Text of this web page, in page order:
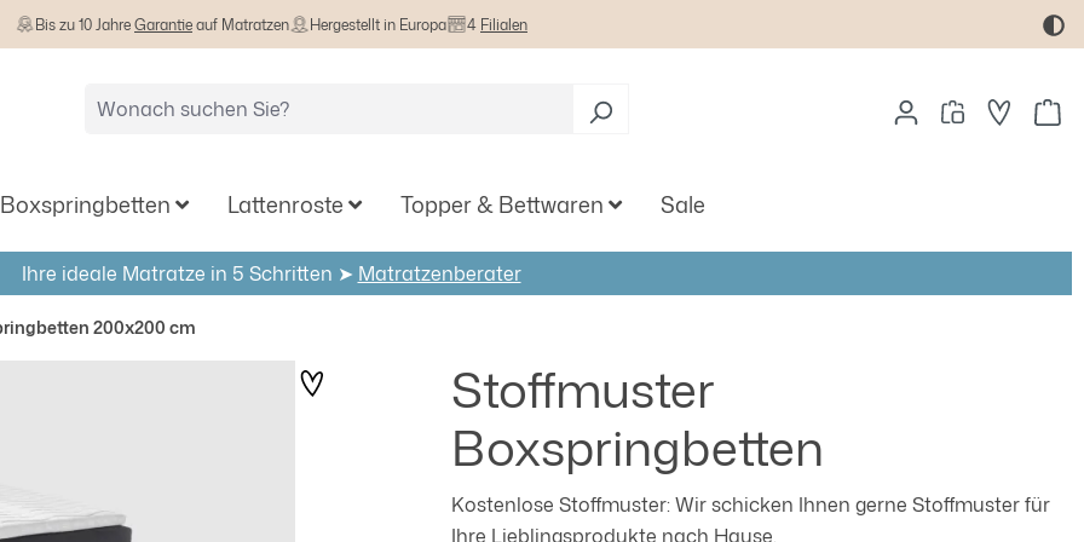
Bis zu 10 JahreGarantieauf Matratzen Hergestellt in Europa 4 Filialen
Du
Boxspringbetten Lattenroste Topper & Bettwaren Sale
Ihre ideale Matratze in 5 Schritten ➤ Matratzenberater
200x200 cm
Stoffmuster
Boxspringbetten
Kostenlose Stoffmuster: Wir schicken Ihnen gerne Stoffmuster für
Ihre Lieblingsprodukte nach Hause.